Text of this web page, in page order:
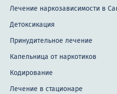
Лечение наркозависимости в
Детоксикация
Принудительное лечение
Капельница от наркотиков
Кодирование
Лечение в стационаре